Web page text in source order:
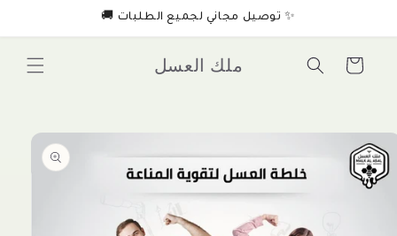
🚚 توصيل مجاني لجميع الطلبات ✨
ملك العسل Cart
Skip to
product
information